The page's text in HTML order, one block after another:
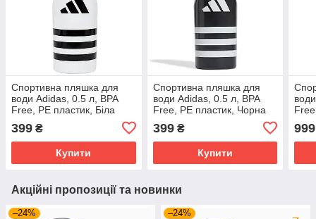
Спортивна пляшка для
води Adidas, 0.5 л, BPA
Free, PE пластик, Біла
399 ₴
Купити
Спортивна пляшка для
води Adidas, 0.5 л, BPA
Free, PE пластик, Чорна
399₴
Купити
999
Акційні пропозиції та новинки
–24% –24%